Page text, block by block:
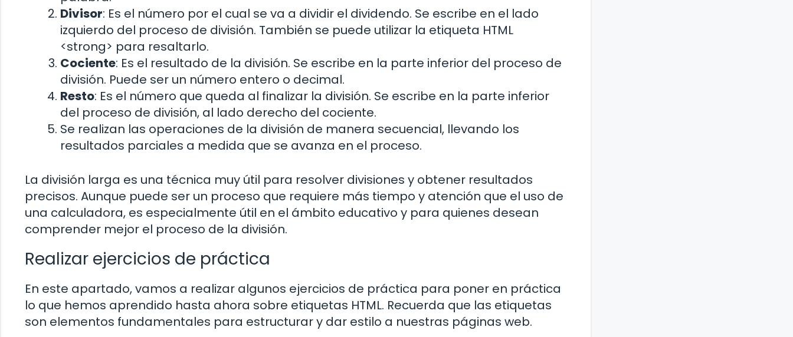
Divisor: Es el número por el cual se va a dividir el dividendo. Se escribe en el lado
izquierdo del proceso de división. También se puede utilizar la etiqueta HTML
<strong> para resaltarlo.
Cociente: Es el resultado de la división. Se escribe en la parte inferior del proceso de
división. Puede ser un número entero o decimal.
Resto: Es el número que queda al finalizar la división. Se escribe en la parte inferior
del proceso de división, al lado derecho del cociente.
Se realizan las operaciones de la división de manera secuencial, llevando los
resultados parciales a medida que se avanza en el proceso.
La división larga es una técnica muy útil para resolver divisiones y obtener resultados
precisos. Aunque puede ser un proceso que requiere más tiempo y atención que el uso de
una calculadora, es especialmente útil en el ámbito educativo y para quienes desean
comprender mejor el proceso de la división.
Realizar ejercicios de práctica
En este apartado, vamos a realizar algunos ejercicios de práctica para poner en práctica
lo que hemos aprendido hasta ahora sobre etiquetas HTML. Recuerda que las etiquetas
son elementos fundamentales para estructurar y dar estilo a nuestras páginas web.